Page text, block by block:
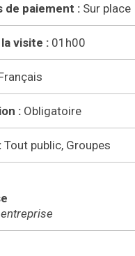
de paiement : Sur place
visite : 01h00
: Obligatoire
Tout public, Groupes